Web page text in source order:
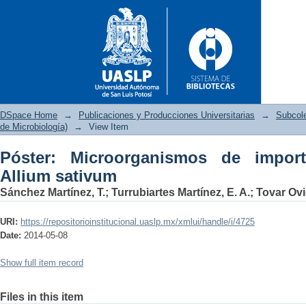
Póster: Microorganismos de
DSpace Home → Publicaciones y Producciones Universitarias →
de Microbiología)
→ View Item
Póster: Microorganismos de
Allium sativum
Sánchez Martínez, T.; Turrubiartes Martínez, E. A.; Tovar
URI: https://repositorioinstitucional.uaslp.mx/xmlui/handle/i/4725
Date: 2014-05-08
Show full item record
Files in this item